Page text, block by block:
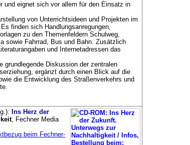
und eignet sich vor allem für den Einsatz in
von Unterrichtsideen und Projekten im
finden sich Handlungsanregungen,
zu den Themenfeldern Schulweg,
sowie Fahrrad, Bus und Bahn. Zusätzlich
und Internetadressen das
grundlegende Diskussion der zentralen
ergänzt durch einen Blick auf die
die Entwicklung des Straßenverkehrs und
Ins Herz der
, Fechner Media
beim Fechner-